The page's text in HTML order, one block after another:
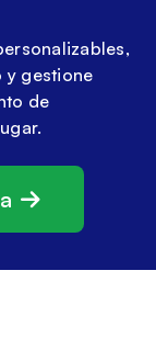
y gestione
de